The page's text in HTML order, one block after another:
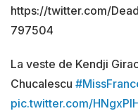
https://twitter.com/
797504
La veste de Kendji
Chucalescu
pic.twitter.com/